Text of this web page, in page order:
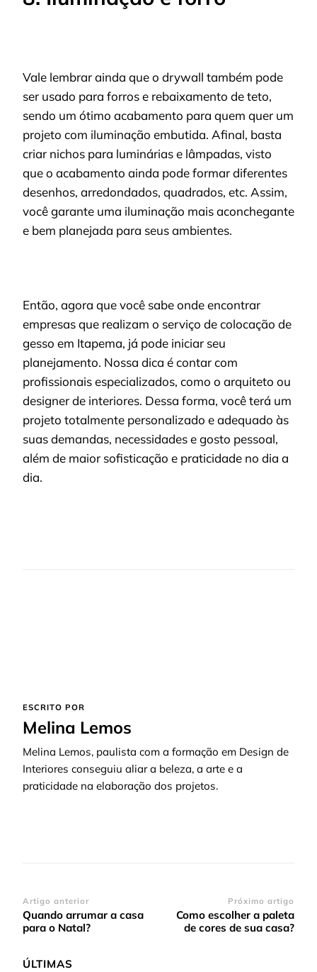
Vale lembrar ainda que o drywall também pode
ser usado para forros e rebaixamento de teto,
sendo um ótimo acabamento para quem quer um
projeto com iluminação embutida. Afinal, basta
criar nichos para luminárias e lâmpadas, visto
que o acabamento ainda pode formar diferentes
desenhos, arredondados, quadrados, etc. Assim,
você garante uma iluminação mais aconchegante
e bem planejada para seus ambientes.
Então, agora que você sabe onde encontrar
empresas que realizam o serviço de colocação de
gesso em Itapema, já pode iniciar seu
planejamento. Nossa dica é contar com
profissionais especializados, como o arquiteto ou
designer de interiores. Dessa forma, você terá um
projeto totalmente personalizado e adequado às
suas demandas, necessidades e gosto pessoal,
além de maior sofisticação e praticidade no dia a
dia.
ESCRITO POR
Melina Lemos
Melina Lemos, paulista com a formação em Design de
Interiores conseguiu aliar a beleza, a arte e a
praticidade na elaboração dos projetos.
Navegação
de
Artigo anterior
Quando arrumar a casa
para o Natal?
Próximo artigo
Como escolher a paleta
de cores de sua casa?
ÚLTIMAS